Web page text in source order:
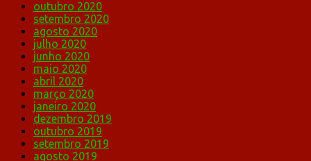
outubro 2020
setembro 2020
agosto 2020
julho 2020
junho 2020
maio 2020
abril 2020
março 2020
janeiro 2020
dezembro 2019
outubro 2019
setembro 2019
agosto 2019